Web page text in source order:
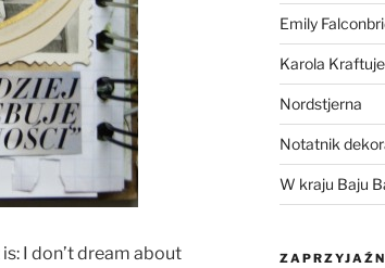
I don’t dream about
Emily
Karola Kraftuje
Nordstjerna
Notatnik
W kraju Baju